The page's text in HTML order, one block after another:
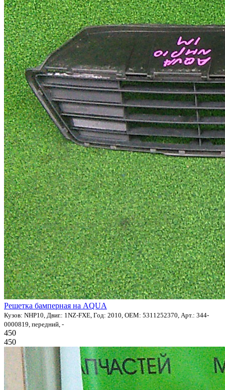
Решетка бамперная на AQUA
Кузов: NHP10, Двиг.: 1NZ-FXE, Год: 2010, OEM: 5311252370, Арт.: 344-
0000819, передний, -
450
450